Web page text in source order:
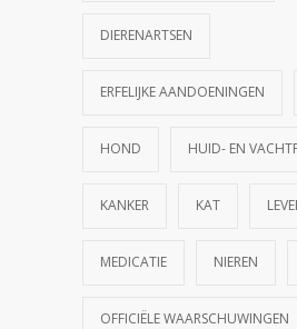
DIERENARTSEN
ERFELIJKE AANDOENINGEN
HOND HUID- EN
KANKER KAT
MEDICATIE NIEREN
OFFICIËLE WAARSCHUWINGEN